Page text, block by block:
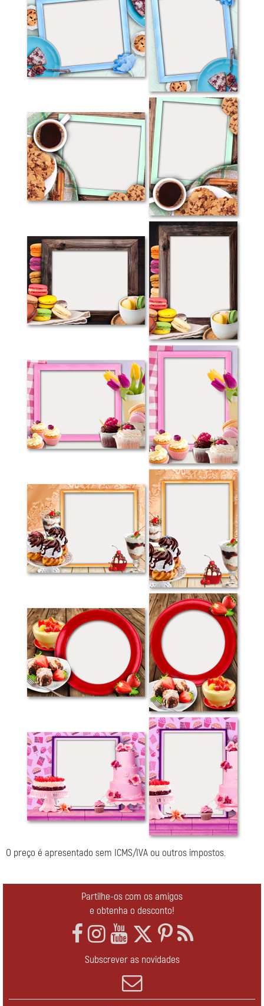
O preço é apresentado sem ICMS/IVA ou outros impostos.
Partilhe-os com os amigos
e obtenha o desconto!
Subscrever as novidades